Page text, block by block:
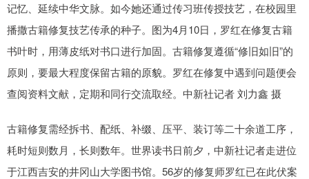
记忆、延续中华文脉。如今她还通过传习班传授技艺，在校园里
播撒古籍修复技艺传承的种子。图为4月10日，罗红在修复古籍
书叶时，用薄皮纸对书口进行加固。古籍修复遵循“修旧如旧”的
原则，要最大程度保留古籍的原貌。罗红在修复中遇到问题便会
查阅资料文献，定期和同行交流取经。中新社记者 刘力鑫 摄
古籍修复需经拆书、配纸、补缀、压平、装订等二十余道工序，
耗时短则数月，长则数年。世界读书日前夕，中新社记者走进位
于江西吉安的井冈山大学图书馆。56岁的修复师罗红已在此伏案